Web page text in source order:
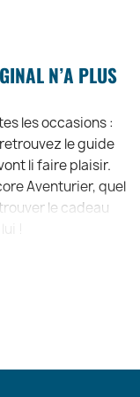
N’A PLUS
les occasions :
le guide
li faire plaisir.
Aventurier, quel
le cadeau
FAIT EN 4